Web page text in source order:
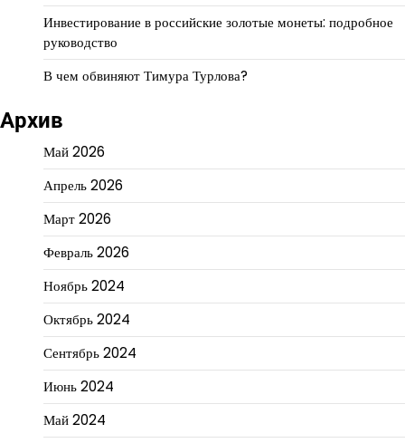
Инвестирование в российские золотые монеты: подробное
руководство
В чем обвиняют Тимура Турлова?
Архив
Май 2026
Апрель 2026
Март 2026
Февраль 2026
Ноябрь 2024
Октябрь 2024
Сентябрь 2024
Июнь 2024
Май 2024